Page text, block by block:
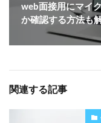
web面接用にマイ
か確認する方法も
関連する記事